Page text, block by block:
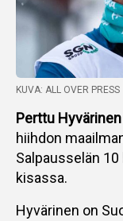
KUVA: ALL OVER PRESS
Perttu Hyvärinen
hiihdon
Salpausselän
kisassa.
Hyvärinen on